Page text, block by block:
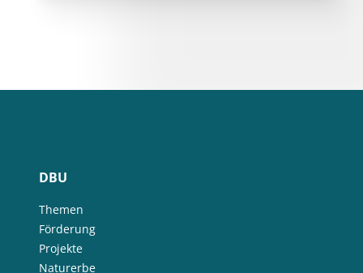
DBU
Themen
Förderung
Projekte
Naturerbe